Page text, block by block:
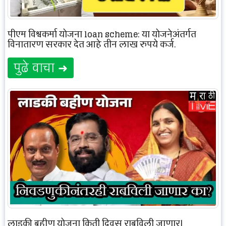
पीएम विश्वकर्मा योजना loan scheme: या योजनेअंतर्गत
विनातारण सरकार देत आहे तीन लाख रुपये कर्ज.
पुढे वाचा ➜